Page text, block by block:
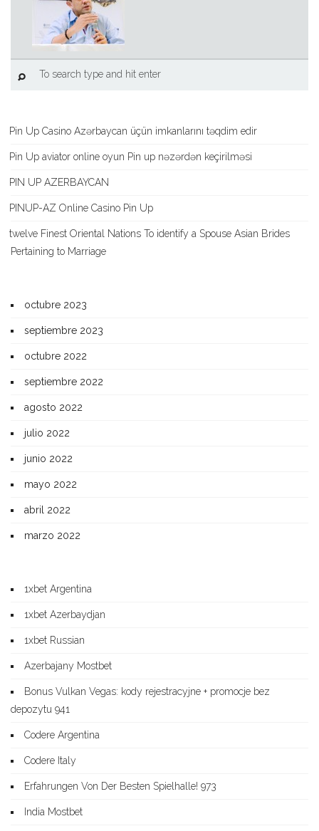
Pin Up Casino Azərbaycan üçün imkanlarını təqdim edir
Pin Up aviator️ online oyun Pin up nəzərdən keçirilməsi
PIN UP AZERBAYCAN
PINUP-AZ Online Casino Pin Up
twelve Finest Oriental Nations To identify a Spouse Asian Brides
Pertaining to Marriage
octubre 2023
septiembre 2023
octubre 2022
septiembre 2022
agosto 2022
julio 2022
junio 2022
mayo 2022
abril 2022
marzo 2022
1xbet Argentina
1xbet Azerbaydjan
1xbet Russian
Azerbajany Mostbet
Bonus Vulkan Vegas: kody rejestracyjne + promocje bez
depozytu 941
Codere Argentina
Codere Italy
Erfahrungen Von Der Besten Spielhalle! 973
India Mostbet